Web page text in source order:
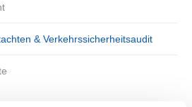
& Verkehrssicherheitsaudit